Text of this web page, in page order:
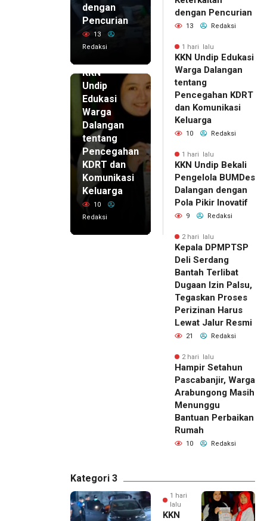
dengan
Pencurian
13
Redaksi
KKN
Undip
Edukasi
Warga
Dalangan
tentang
Pencegahan
KDRT dan
Komunikasi
Keluarga
10
Redaksi
dengan Pencurian
13 Redaksi
1 hari lalu
KKN Undip Edukasi
Warga Dalangan
tentang
Pencegahan KDRT
dan Komunikasi
Keluarga
10 Redaksi
1 hari lalu
KKN Undip Bekali
Pengelola BUMDes
Dalangan dengan
Pola Pikir Inovatif
9 Redaksi
2 hari lalu
Kepala DPMPTSP
Deli Serdang
Bantah Terlibat
Dugaan Izin Palsu,
Tegaskan Proses
Perizinan Harus
Lewat Jalur Resmi
21 Redaksi
2 hari lalu
Hampir Setahun
Pascabanjir, Warga
Arabungong Masih
Menunggu
Bantuan Perbaikan
Rumah
10 Redaksi
Kategori 3
1 hari
lalu
KKN